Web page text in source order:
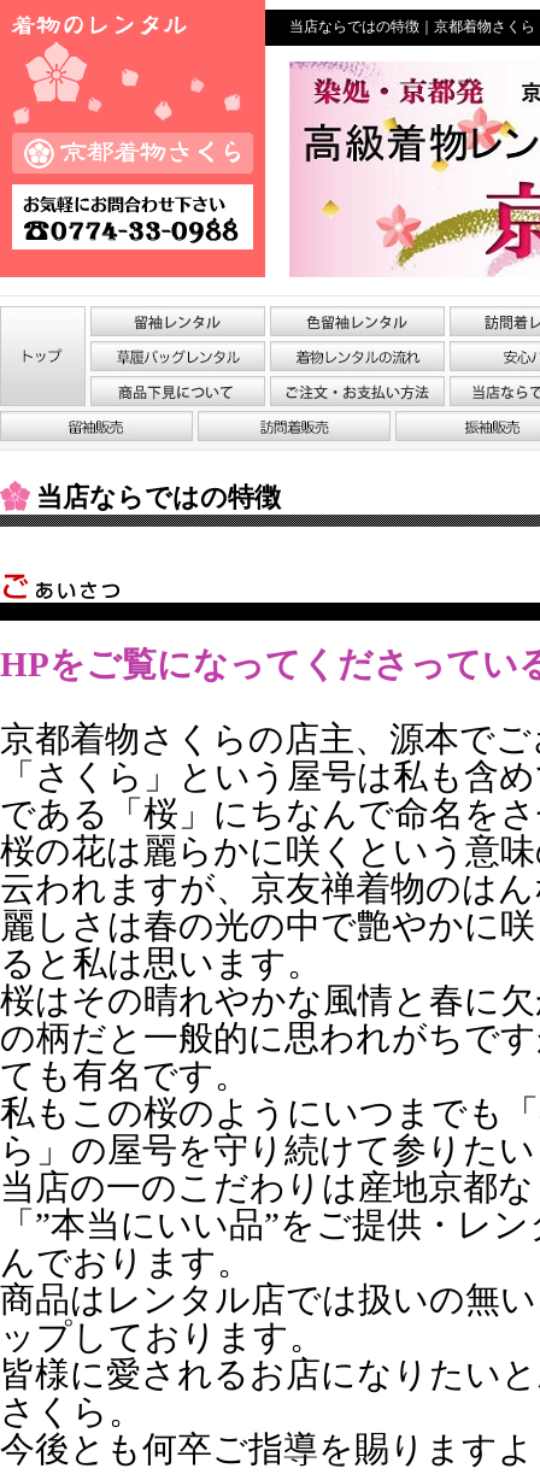
当店ならではの特徴｜京都着物さくら
当店ならではの特徴
HPをご覧になってくださってい
京都着物さくらの店主、源本で
「さくら」という屋号は私も含
である「桜」にちなんで命名を
桜の花は麗らかに咲くという意
云われますが、京友禅着物のは
麗しさは春の光の中で艶やかに
ると私は思います。
桜はその晴れやかな風情と春に
の柄だと一般的に思われがちで
ても有名です。
私もこの桜のようにいつまでも
ら」の屋号を守り続けて参りた
当店の一のこだわりは産地京都
「”本当にいい品”をご提供・レ
んでおります。
商品はレンタル店では扱いの無
ップしております。
皆様に愛されるお店になりたい
さくら。
今後とも何卒ご指導を賜ります